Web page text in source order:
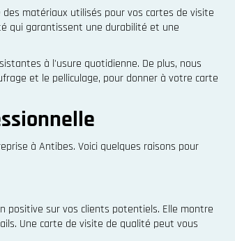
matériaux utilisés pour vos cartes de visite
qui garantissent une durabilité et une
à l'usure quotidienne. De plus, nous
et le pelliculage, pour donner à votre carte
à Antibes. Voici quelques raisons pour
positive sur vos clients potentiels. Elle montre
Une carte de visite de qualité peut vous